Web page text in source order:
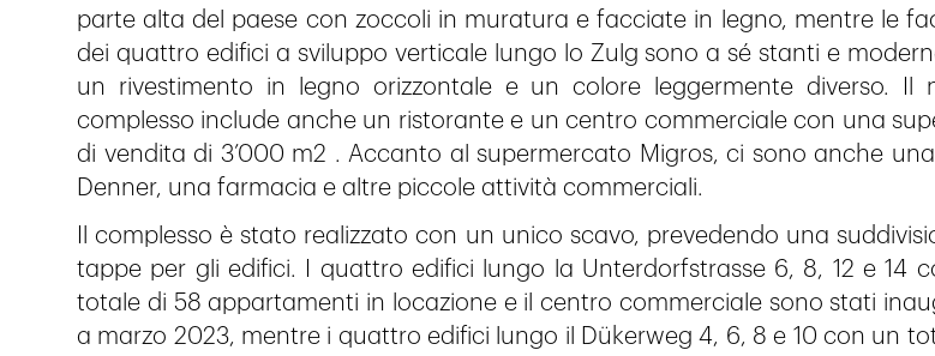
parte alta del paese con zoccoli in muratura e facciate in legno, mentre le
dei quattro edifici a sviluppo verticale lungo lo Zulg sono a sé stanti e
un rivestimento in legno orizzontale e un colore leggermente diverso. Il
complesso include anche un ristorante e un centro commerciale con una
di vendita di 3’000 m2 . Accanto al supermercato Migros, ci sono anche
Denner, una farmacia e altre piccole attività commerciali.
Il complesso è stato realizzato con un unico scavo, prevedendo una
tappe per gli edifici. I quattro edifici lungo la Unterdorfstrasse 6, 8, 12 e 14
totale di 58 appartamenti in locazione e il centro commerciale sono stati
a marzo 2023, mentre i quattro edifici lungo il Dükerweg 4, 6, 8 e 10 con un